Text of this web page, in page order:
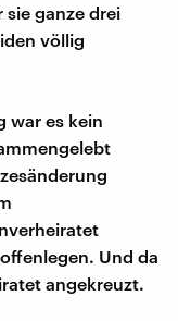
sie ganze drei
völlig
war es kein
Und da
angekreuzt.